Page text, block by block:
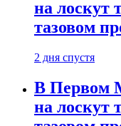
на лоскут
тазовом
2 дня спустя
В Первом
на лоскут